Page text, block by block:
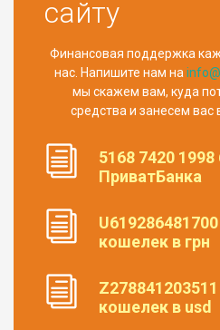
сайту
Финансовая поддержка
нас. Напишите нам на
мы скажем вам, куда
средства и занесем вас
5168 7420 1998
ПриватБанка
кошелек в грн
кошелек в usd